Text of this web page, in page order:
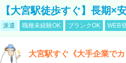
【大宮駅徒歩すぐ】長期×
派遣 職種未経験OK ブランクOK WEB
大宮駅すぐ《大手企業で